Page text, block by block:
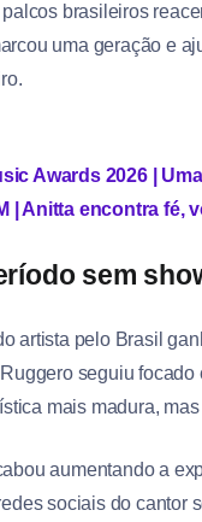
brasileiros
uma geração e
Awards 2026 |
| Anitta encontra fé,
sem
artista pelo Brasil
seguiu
mais madura,
aumentando a
sociais do cantor